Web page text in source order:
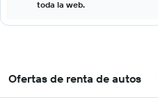
toda la web.
Ofertas de renta de autos